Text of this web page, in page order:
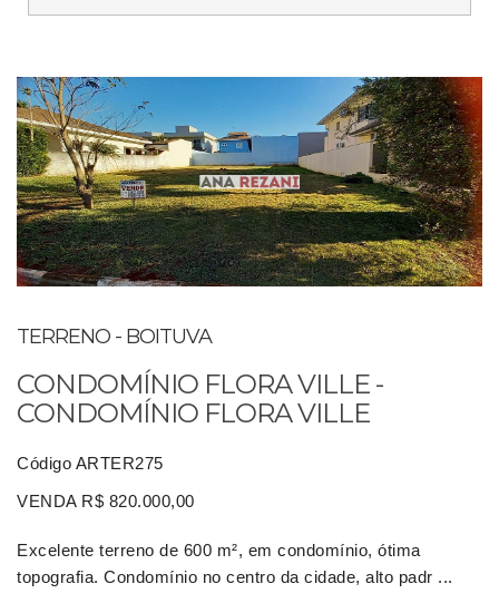
TERRENO - BOITUVA
CONDOMÍNIO FLORA VILLE -
CONDOMÍNIO FLORA VILLE
Código ARTER275
VENDA R$ 820.000,00
Excelente terreno de 600 m², em condomínio, ótima
topografia. Condomínio no centro da cidade, alto padr ...